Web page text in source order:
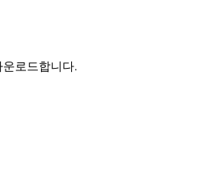
로드합니다.